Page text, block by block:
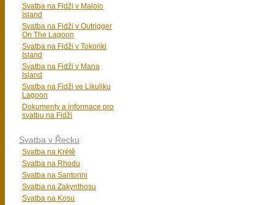
Svatba na Fidži v Malolo
Island
Svatba na Fidži v Outrigger
On The Lagoon
Svatba na Fidži v Tokoriki
Island
Svatba na Fidži v Mana
Island
Svatba na Fidži ve Likuliku
Lagoon
Dokumenty a informace pro
svatbu na Fidži
Svatba v Řecku
Svatba na Krétě
Svatba na Rhodu
Svatba na Santorini
Svatba na Zakynthosu
Svatba na Kosu